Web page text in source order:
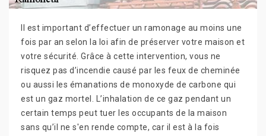
Il est important d’effectuer un ramonage au moins une
fois par an selon la loi afin de préserver votre maison et
votre sécurité. Grâce à cette intervention, vous ne
risquez pas d’incendie causé par les feux de cheminée
ou aussi les émanations de monoxyde de carbone qui
est un gaz mortel. L’inhalation de ce gaz pendant un
certain temps peut tuer les occupants de la maison
sans qu’il ne s'en rende compte, car il est à la fois